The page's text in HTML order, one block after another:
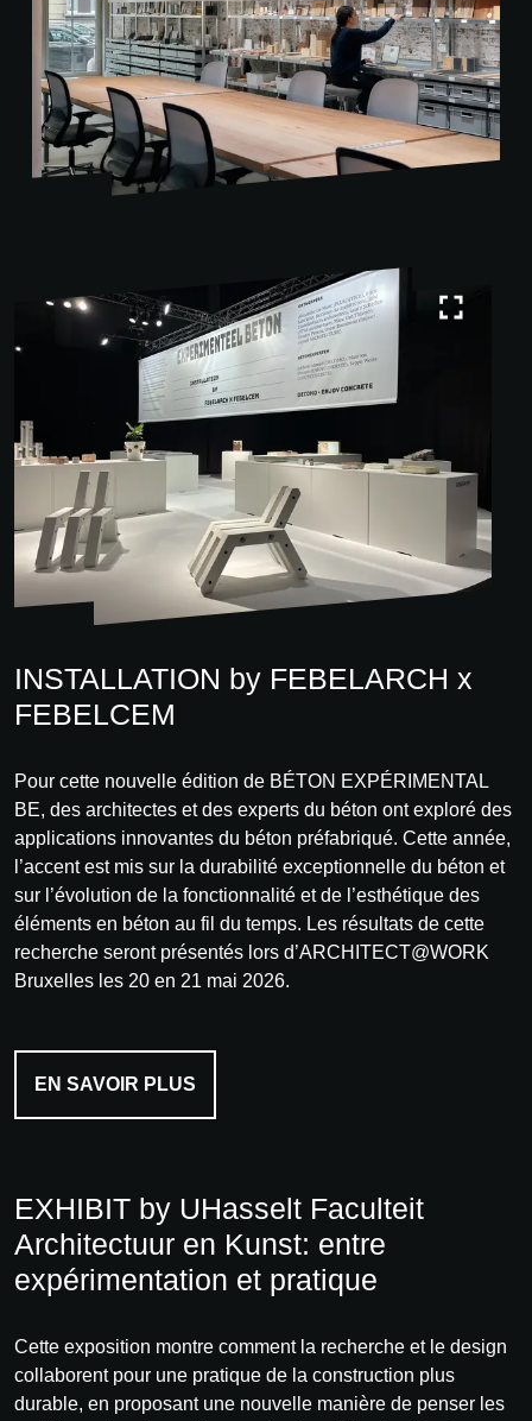
INSTALLATION by FEBELARCH x
FEBELCEM
Pour cette nouvelle édition de BÉTON EXPÉRIMENTAL
BE, des architectes et des experts du béton ont exploré des
applications innovantes du béton préfabriqué. Cette année,
l’accent est mis sur la durabilité exceptionnelle du béton et
sur l’évolution de la fonctionnalité et de l’esthétique des
éléments en béton au fil du temps. Les résultats de cette
recherche seront présentés lors d’ARCHITECT@WORK
Bruxelles les 20 en 21 mai 2026.
EN SAVOIR PLUS
EXHIBIT by UHasselt Faculteit
Architectuur en Kunst: entre
expérimentation et pratique
Cette exposition montre comment la recherche et le design
collaborent pour une pratique de la construction plus
durable, en proposant une nouvelle manière de penser les